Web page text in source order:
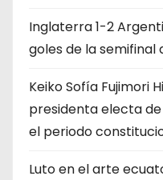
Inglaterra 1-2
goles de la semifinal
Keiko Sofía Fujimori
presidenta electa
el periodo
Luto en el arte